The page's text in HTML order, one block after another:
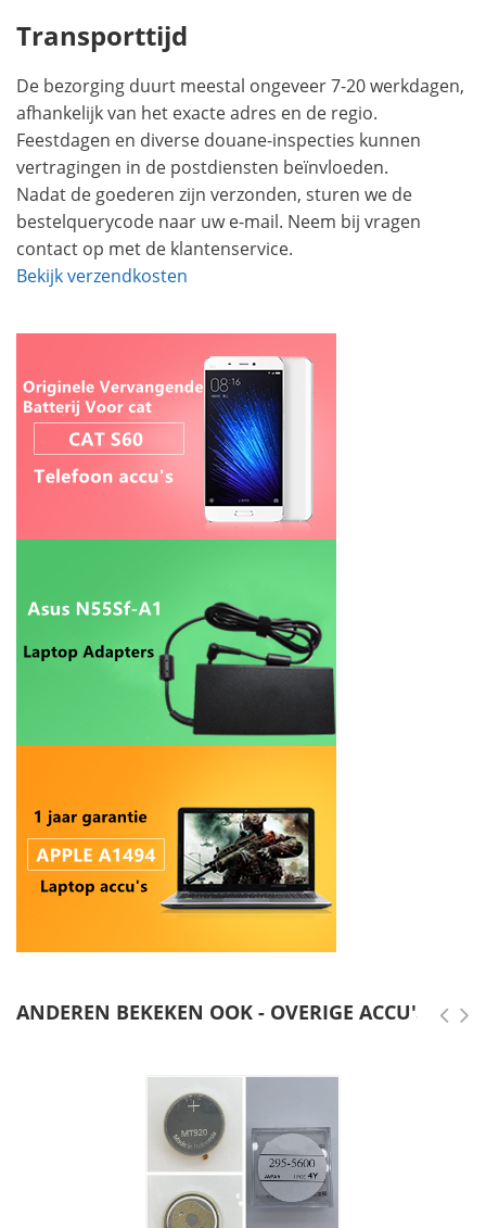
Transporttijd
De bezorging duurt meestal ongeveer 7-20 werkdagen,
afhankelijk van het exacte adres en de regio.
Feestdagen en diverse douane-inspecties kunnen
vertragingen in de postdiensten beïnvloeden.
Nadat de goederen zijn verzonden, sturen we de
bestelquerycode naar uw e-mail. Neem bij vragen
contact op met de klantenservice.
Bekijk verzendkosten
ANDEREN BEKEKEN OOK - OVERIGE ACCU'S